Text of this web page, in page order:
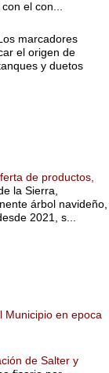
el con...
marcadores
el origen de
y duetos
de productos,
la Sierra,
árbol navideño,
2021, s...
Municipio en epoca
de Salter y